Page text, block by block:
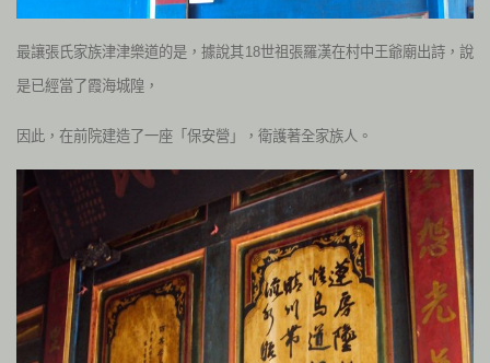
最讓張氏家族津津樂道的是，據說其18世祖張羅漢在村中王爺廟出詩，說
是已經當了霞海城隍，
因此，在前院建造了一座「保安營」，衛護著全家族人。